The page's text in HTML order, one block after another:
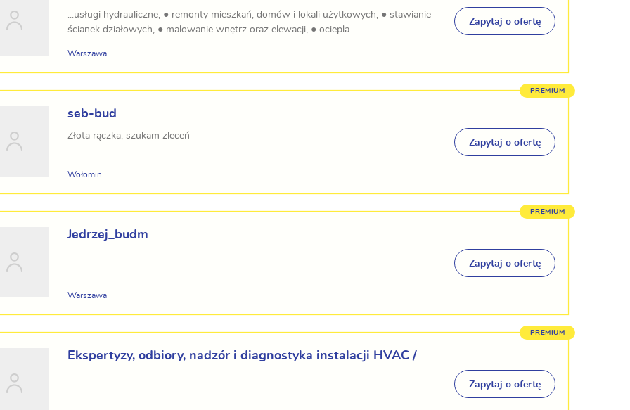
...usługi hydrauliczne, ● remonty mieszkań, domów i lokali użytkowych, ● stawianie
ścianek działowych, ● malowanie wnętrz oraz elewacji, ● ociepla...
Warszawa
Zapytaj o ofertę
seb-bud
Złota rączka, szukam zleceń
Wołomin
Zapytaj o ofertę
Jedrzej_budm
Warszawa
Zapytaj o ofertę
Ekspertyzy, odbiory, nadzór i diagnostyka instalacji HVAC /
Zapytaj o ofertę